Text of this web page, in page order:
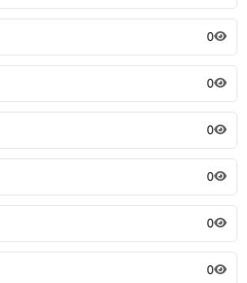
0
0
0
0
0
0